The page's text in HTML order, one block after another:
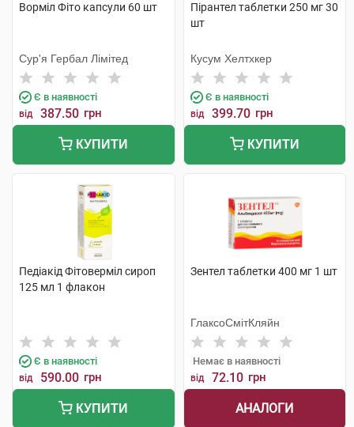
Ворміл Фіто капсули 60 шт
Сур'я Гербал Лімітед
Є в наявності
від 387.50 грн
КУПИТИ
Пірантел таблетки 250 мг 30
шт
Кусум Хелтхкер
Є в наявності
від 399.70 грн
КУПИТИ
Педіакід Фітоверміл сироп
125 мл 1 флакон
Є в наявності
від 590.00 грн
КУПИТИ
Зентел таблетки 400 мг 1 шт
ГлаксоСмітКляйн
Немає в наявності
від 72.10 грн
АНАЛОГИ